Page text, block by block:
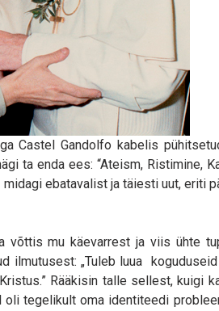
Castel Gandolfo kabelis
ta enda ees: “Ateism, Ristimine,
ebatavalist ja täiesti uut, eriti
mu käevarrest ja viis ühte
ilmutusest: „Tuleb luua
Rääkisin talle sellest, kuigi
oli tegelikult oma identiteedi